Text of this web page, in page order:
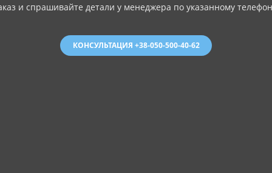
и спрашивайте детали у менеджера по указанному
КОНСУЛЬТАЦИЯ +38-050-500-40-62